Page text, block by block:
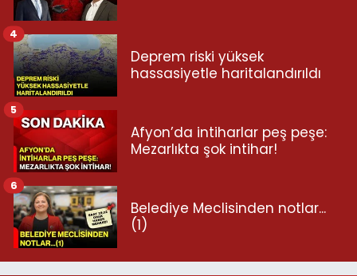
Deprem riski yüksek
hassasiyetle haritalandırıldı
4
Afyon’da intiharlar peş peşe:
Mezarlıkta şok intihar!
5
Belediye Meclisinden notlar...
(1)
6